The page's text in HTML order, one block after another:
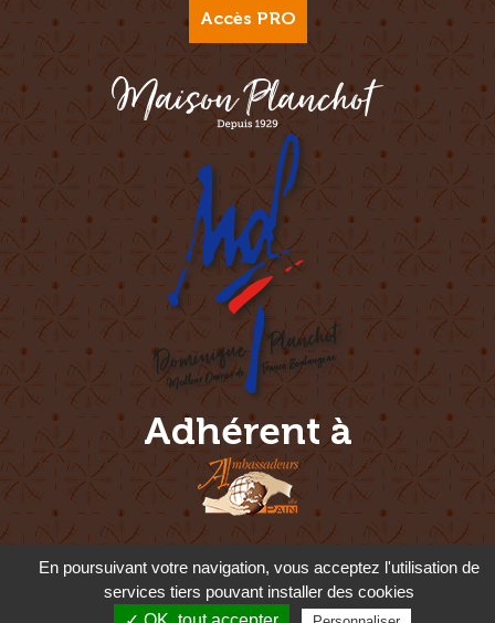
Accès PRO
Adhérent à
Pour votre santé, mangez 5 fruits et légumes par jour - www.mangerbouger.fr -
l'abus d'alcool est dangereux pour la santé. à consommer avec modération
En poursuivant votre navigation, vous acceptez l'utilisation de
services tiers pouvant installer des cookies